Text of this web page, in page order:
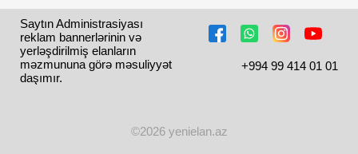
Saytın Administrasiyası
reklam bannerlərinin və
yerləşdirilmiş elanların
məzmununa görə məsuliyyət
daşımır.
+994 99 414 01 01
©2026 yenielan.az